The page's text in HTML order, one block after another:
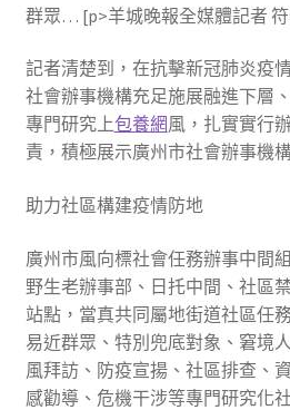
群眾… [p>羊城晚報全媒體記者
記者清楚到，在抗擊新冠肺炎疫
社會辦事機構充足施展融進下層
專門研究上包養網風，扎實實行
責，積極展示廣州市社會辦事機
助力社區構建疫情防地
廣州市風向標社會任務辦事中間
野生老辦事部、日托中間、社區
站點，當真共同屬地街道社區任
易近群眾、特別兜底對象、窘境
風拜訪、防疫宣揚、社區排查、
感勸導、危機干涉等專門研究化